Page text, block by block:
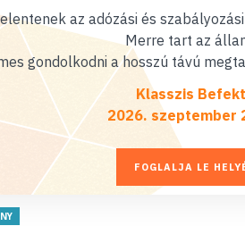
az adózási és
Merre tart az
gondolkodni a hosszú távú
Klasszis
2026. szeptember
FOGLALJA LE